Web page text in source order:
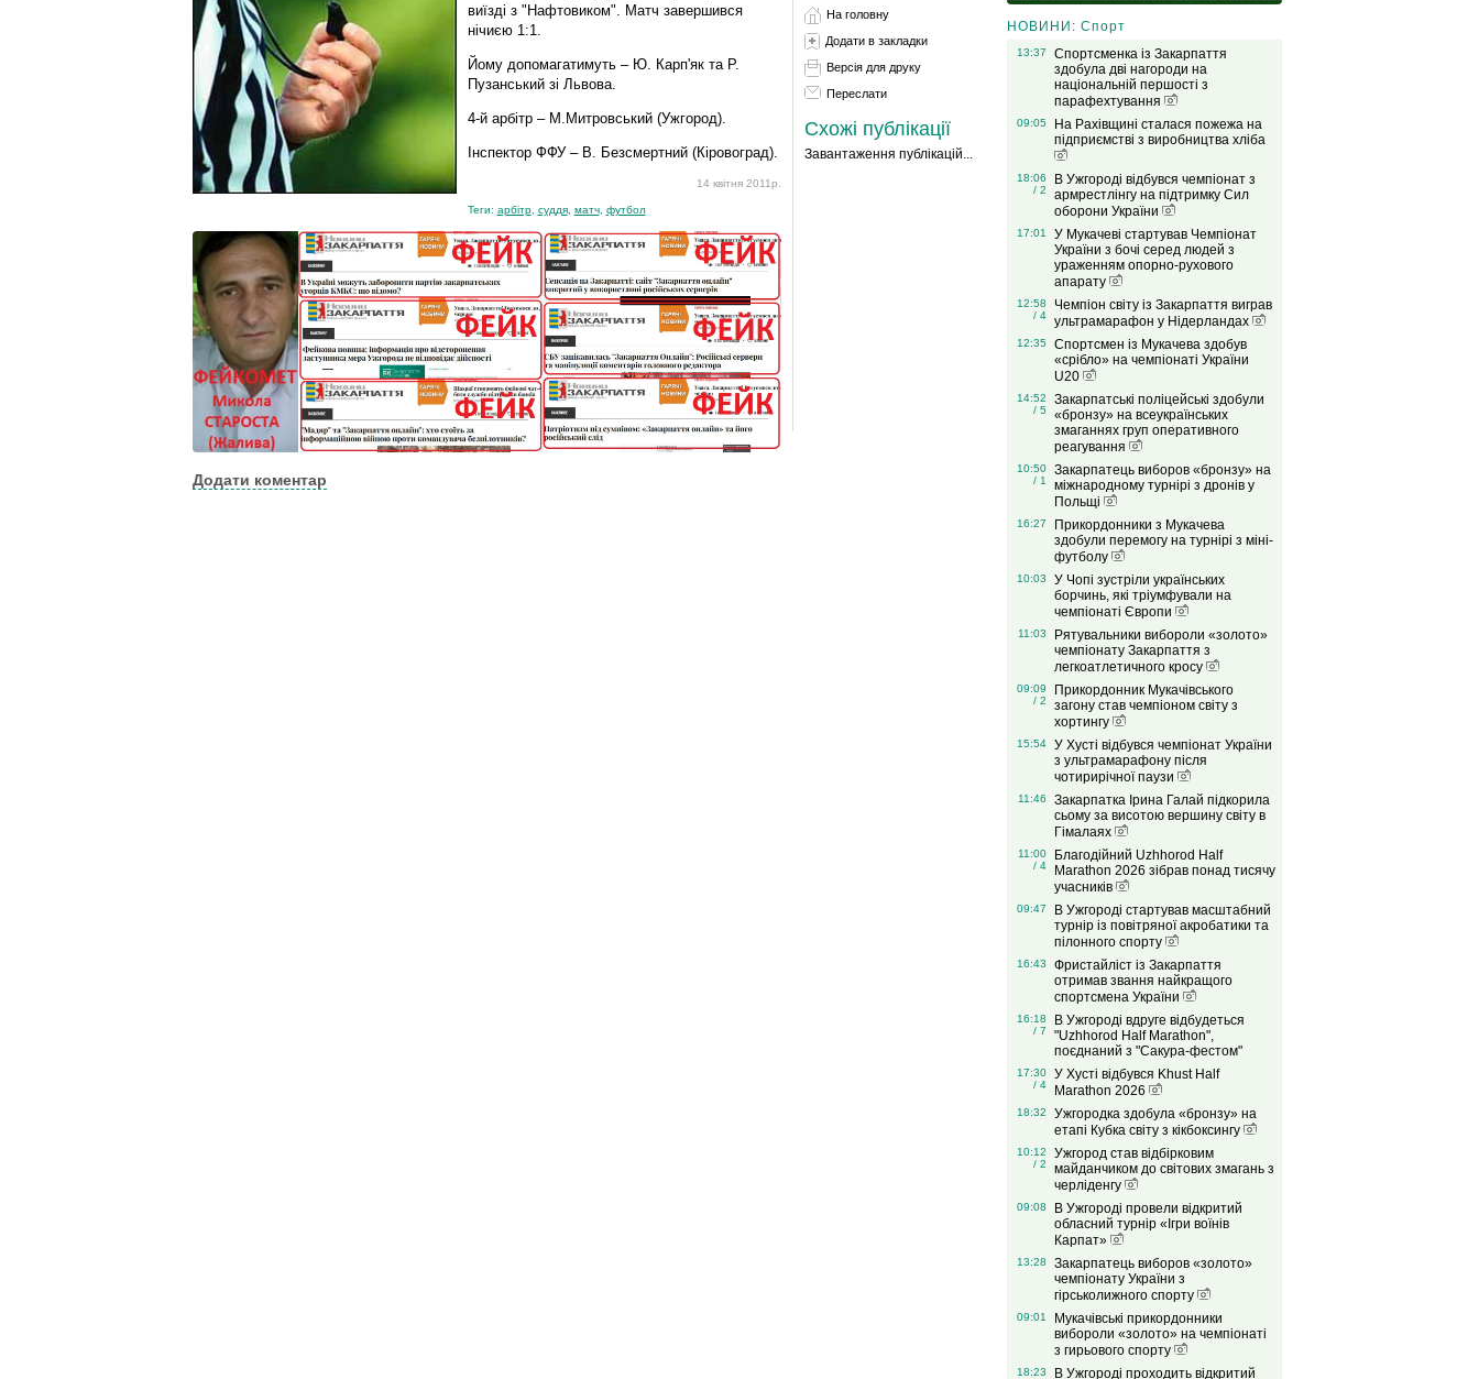
виїзді з "Нафтовиком". Матч завершився
нічиєю 1:1.
Йому допомагатимуть – Ю. Карп'як та Р.
Пузанський зі Львова.
4-й арбітр – М.Митровський (Ужгород).
Інспектор ФФУ – В. Безсмертний (Кіровоград).
14 квітня 2011р.
Теги: арбітр, суддя, матч, футбол
Додати коментар
На головну
Додати в закладки
Версія для друку
Переслати
Схожі публікації
Завантаження публікацій...
НОВИНИ: Спорт
13:37
Спортсменка із Закарпаття
здобула дві нагороди на
національній першості з
парафехтування
09:05
На Рахівщині сталася пожежа на
підприємстві з виробництва хліба
18:06
/ 2
В Ужгороді відбувся чемпіонат з
армрестлінгу на підтримку Сил
оборони України
17:01
У Мукачеві стартував Чемпіонат
України з бочі серед людей з
ураженням опорно-рухового
апарату
12:58
/ 4
Чемпіон світу із Закарпаття виграв
ультрамарафон у Нідерландах
12:35
Спортсмен із Мукачева здобув
«срібло» на чемпіонаті України
U20
14:52
/ 5
Закарпатські поліцейські здобули
«бронзу» на всеукраїнських
змаганнях груп оперативного
реагування
10:50
/ 1
Закарпатець виборов «бронзу» на
міжнародному турнірі з дронів у
Польщі
16:27
Прикордонники з Мукачева
здобули перемогу на турнірі з міні-
футболу
10:03
У Чопі зустріли українських
борчинь, які тріумфували на
чемпіонаті Європи
11:03
Рятувальники вибороли «золото»
чемпіонату Закарпаття з
легкоатлетичного кросу
09:09
/ 2
Прикордонник Мукачівського
загону став чемпіоном світу з
хортингу
15:54
У Хусті відбувся чемпіонат України
з ультрамарафону після
чотирирічної паузи
11:46
Закарпатка Ірина Галай підкорила
сьому за висотою вершину світу в
Гімалаях
11:00
/ 4
Благодійний Uzhhorod Half
Marathon 2026 зібрав понад тисячу
учасників
09:47
В Ужгороді стартував масштабний
турнір із повітряної акробатики та
пілонного спорту
16:43
Фристайліст із Закарпаття
отримав звання найкращого
спортсмена України
16:18
/ 7
В Ужгороді вдруге відбудеться
"Uzhhorod Half Marathon",
поєднаний з "Сакура-фестом"
17:30
/ 4
У Хусті відбувся Khust Half
Marathon 2026
18:32
Ужгородка здобула «бронзу» на
етапі Кубка світу з кікбоксингу
10:12
/ 2
Ужгород став відбірковим
майданчиком до світових змагань з
черліденгу
09:08
В Ужгороді провели відкритий
обласний турнір «Ігри воїнів
Карпат»
13:28
Закарпатець виборов «золото»
чемпіонату України з
гірськолижного спорту
09:01
Мукачівські прикордонники
вибороли «золото» на чемпіонаті
з гирьового спорту
18:23
В Ужгороді проходить відкритий